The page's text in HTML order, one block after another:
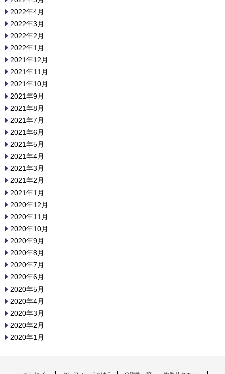
2022年4月
2022年3月
2022年2月
2022年1月
2021年12月
2021年11月
2021年10月
2021年9月
2021年8月
2021年7月
2021年6月
2021年5月
2021年4月
2021年3月
2021年2月
2021年1月
2020年12月
2020年11月
2020年10月
2020年9月
2020年8月
2020年7月
2020年6月
2020年5月
2020年4月
2020年3月
2020年2月
2020年1月